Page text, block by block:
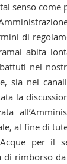
senso
di
abita
nel
sia nei
la
al fine di
per il
rimborso